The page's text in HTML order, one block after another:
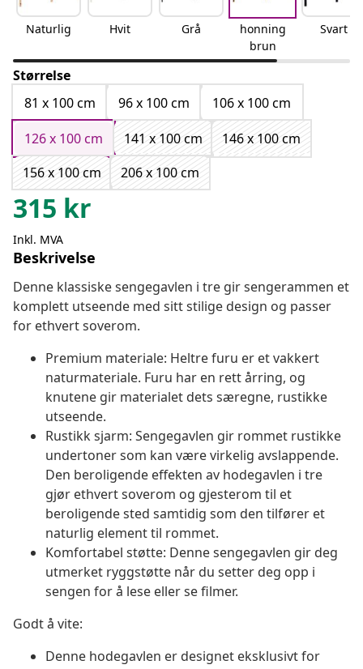
Naturlig Hvit Grå
honning
brun
Svart
Størrelse
81 x 100 cm
96 x 100 cm
106 x 100 cm
126 x 100 cm
141 x 100 cm
146 x 100 cm
156 x 100 cm
206 x 100 cm
315 kr
Inkl. MVA
Beskrivelse
Denne klassiske sengegavlen i tre gir sengerammen et
komplett utseende med sitt stilige design og passer
for ethvert soverom.
Premium materiale: Heltre furu er et vakkert
naturmateriale. Furu har en rett årring, og
knutene gir materialet dets særegne, rustikke
utseende.
Rustikk sjarm: Sengegavlen gir rommet rustikke
undertoner som kan være virkelig avslappende.
Den beroligende effekten av hodegavlen i tre
gjør ethvert soverom og gjesterom til et
beroligende sted samtidig som den tilfører et
naturlig element til rommet.
Komfortabel støtte: Denne sengegavlen gir deg
utmerket ryggstøtte når du setter deg opp i
sengen for å lese eller se filmer.
Godt å vite:
Denne hodegavlen er designet eksklusivt for